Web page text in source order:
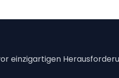
einzigartigen